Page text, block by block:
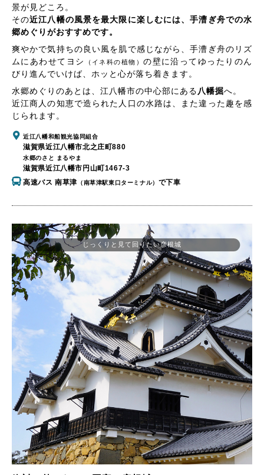
景が見どころ。
その近江八幡の風景を最大限に楽しむには、手漕ぎ舟での水
郷めぐりがおすすめです。
爽やかで気持ちの良い風を肌で感じながら、手漕ぎ舟のリズ
ムにあわせてヨシ
（イネ科の植物）の壁に沿ってゆったりのん
びり進んでいけば、ホッと心が落ち着きます。
水郷めぐりのあとは、江八幡市の中心部にある八幡掘へ。
近江商人の知恵で造られた人口の水路は、また違った趣を感
じられます。
近江八幡和船観光協同組合
滋賀県近江八幡市北之庄町880
水郷のさと まるやま
滋賀県近江八幡市円山町1467-3
高速バス 南草津 （南草津駅東口ターミナル） で下車
じっくりと見て回りたい彦根城